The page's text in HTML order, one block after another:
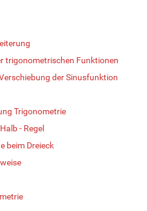
trigonometrischen Funktionen
der Sinusfunktion
Trigonometrie
- Regel
beim Dreieck